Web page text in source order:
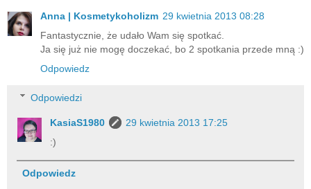
Anna | Kosmetykoholizm 29 kwietnia 2013 08:28
Fantastycznie, że udało Wam się spotkać.
Ja się już nie mogę doczekać, bo 2 spotkania przede mną :)
Odpowiedz
Odpowiedzi
KasiaS1980
29 kwietnia 2013 17:25
:)
Odpowiedz